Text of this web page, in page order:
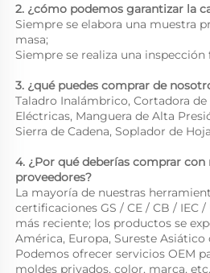
2. ¿cómo podemos garantizar la
Siempre se elabora una muestra
masa;
Siempre se realiza una
3. ¿qué puedes comprar de
Taladro Inalámbrico, Cortadora
Eléctricas, Manguera de Alta
Sierra de Cadena, Soplador de
4. ¿Por qué deberías comprar
proveedores?
La mayoría de nuestras
certificaciones GS / CE / CB / IEC
más reciente; los productos se
América, Europa, Sureste
Podemos ofrecer servicios OEM
moldes privados, color, marca, etc.